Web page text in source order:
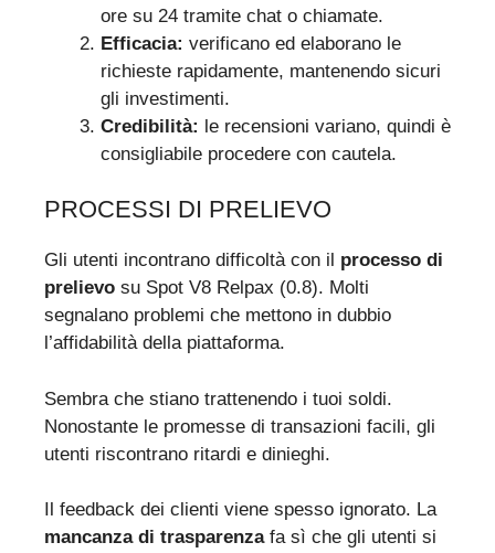
ore su 24 tramite chat o chiamate.
Efficacia: verificano ed elaborano le
richieste rapidamente, mantenendo sicuri
gli investimenti.
Credibilità: le recensioni variano, quindi è
consigliabile procedere con cautela.
PROCESSI DI PRELIEVO
Gli utenti incontrano difficoltà con il processo di
prelievo su Spot V8 Relpax (0.8). Molti
segnalano problemi che mettono in dubbio
l’affidabilità della piattaforma.
Sembra che stiano trattenendo i tuoi soldi.
Nonostante le promesse di transazioni facili, gli
utenti riscontrano ritardi e dinieghi.
Il feedback dei clienti viene spesso ignorato. La
mancanza di trasparenzafa sì che gli utenti si